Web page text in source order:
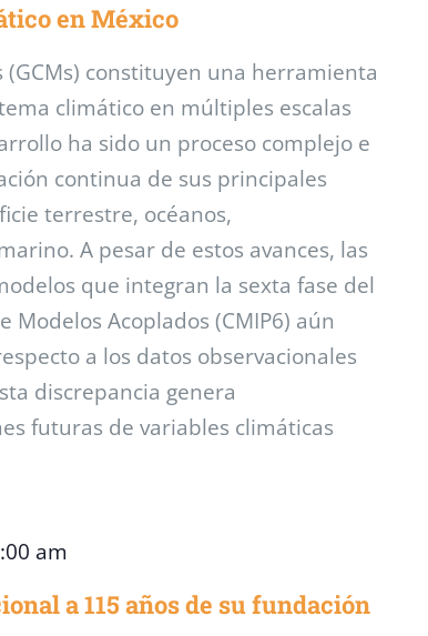
en México
(GCMs) constituyen una herramienta
climático en múltiples escalas
ha sido un proceso complejo e
continua de sus principales
terrestre, océanos,
A pesar de estos avances, las
que integran la sexta fase del
Acoplados (CMIP6) aún
a los datos observacionales
discrepancia genera
futuras de variables climáticas
am
a 115 años de su fundación